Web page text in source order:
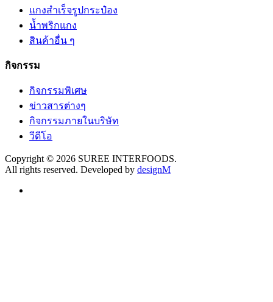
แกงสำเร็จรูปกระป๋อง
น้ำพริกแกง
สินค้าอื่น ๆ
กิจกรรม
กิจกรรมพิเศษ
ข่าวสารต่างๆ
กิจกรรมภายในบริษัท
วีดีโอ
Copyright © 2026 SUREE INTERFOODS.
All rights reserved. Developed by designM